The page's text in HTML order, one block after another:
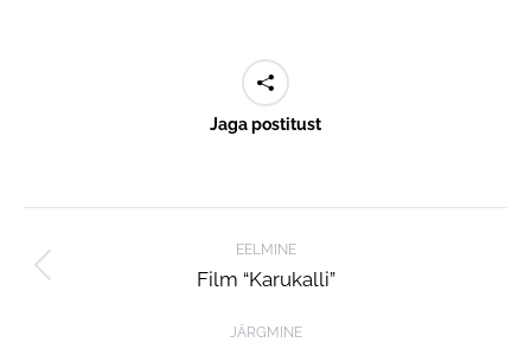
Jaga postitust
navigation
EELMINE
Previous
Film “Karukalli”
JÄRGMINE